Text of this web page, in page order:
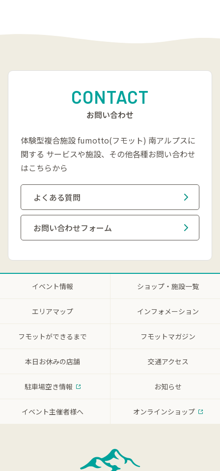
CONTACT
お問い合わせ
体験型複合施設 fumotto(フモット) 南アルプスに
関する サービスや施設、その他各種お問い合わせ
はこちらから
よくある質問
お問い合わせフォーム
イベント情報 ショップ・施設一覧
エリアマップ インフォメーション
フモットができるまで フモットマガジン
本日お休みの店舗 交通アクセス
駐車場空き情報 お知らせ
イベント主催者様へ オンラインショップ